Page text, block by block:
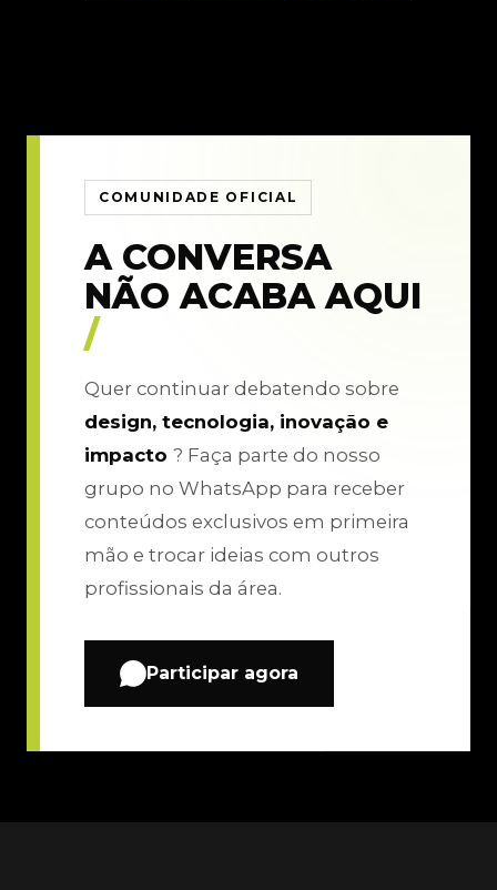
COMUNIDADE OFICIAL
A CONVERSA
NÃO ACABA AQUI
/
Quer continuar debatendo sobre
design, tecnologia, inovação e
impacto ? Faça parte do nosso
grupo no WhatsApp para receber
conteúdos exclusivos em primeira
mão e trocar ideias com outros
profissionais da área.
Participar agora